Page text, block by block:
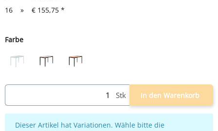
16
» € 155,75 *
Farbe
Stk In den Warenkorb
x
Dieser Artikel hat Variationen. Wähle bitte die